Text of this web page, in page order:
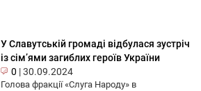
У Славутській громаді відбулася зустріч
із сім’ями загиблих героїв України
0 |30.09.2024
Голова фракції «Слуга Народу» в